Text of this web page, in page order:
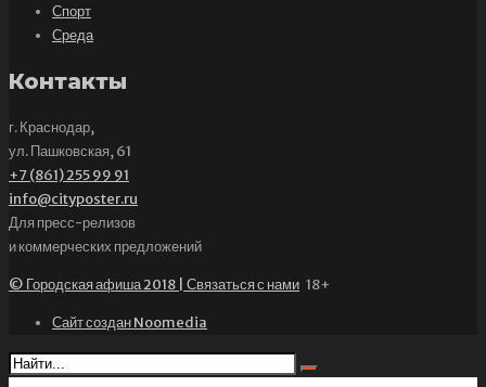
Спорт
Среда
Контакты
г. Краснодар,
ул. Пашковская, 61
+7 (861) 255 99 91
info@cityposter.ru
Для пресс-релизов
и коммерческих предложений
© Городская афиша 2018 | Связаться с нами 18+
Сайт создан Noomedia